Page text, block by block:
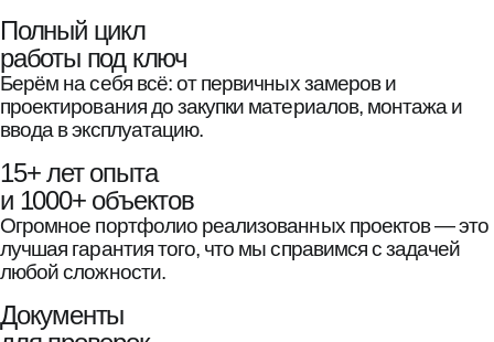
Полный цикл
работы под ключ
Берём на себя всё: от первичных замеров и
проектирования до закупки материалов, монтажа и
ввода в эксплуатацию.
15+ лет опыта
и 1000+ объектов
Огромное портфолио реализованных проектов — это
лучшая гарантия того, что мы справимся с задачей
любой сложности.
Документы